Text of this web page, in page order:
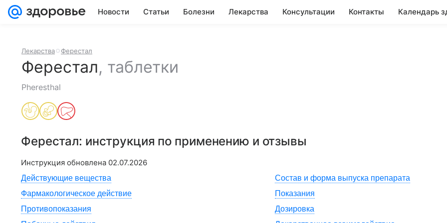
Новости Статьи Болезни Лекарства Консультации Контакты Календарь
Лекарства Ферестал
Ферестал, таблетки
Pheresthal
Ферестал: инструкция по применению и отзывы
Инструкция обновлена 02.07.2026
Действующие вещества
Состав и форма выпуска препарата
Фармакологическое действие
Показания
Противопоказания
Дозировка